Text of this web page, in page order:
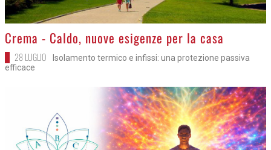
>
Crema - Caldo, nuove esigenze per la casa
28 LUGLIO
Isolamento termico e infissi: una protezione passiva
efficace